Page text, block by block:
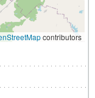
contributors